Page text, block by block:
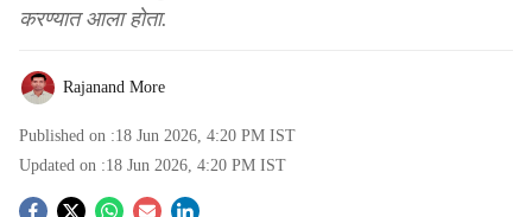
करण्यात आला होता.
Rajanand More
Published on :18 Jun 2026, 4:20 PM IST
Updated on :18 Jun 2026, 4:20 PM IST